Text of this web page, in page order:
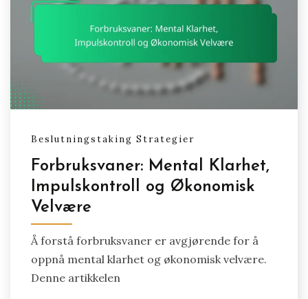
Beslutningstaking Strategier
Forbruksvaner: Mental Klarhet,
Impulskontroll og Økonomisk
Velvære
Å forstå forbruksvaner er avgjørende for å
oppnå mental klarhet og økonomisk velvære.
Denne artikkelen